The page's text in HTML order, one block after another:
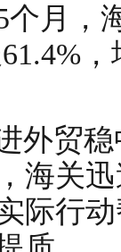
月，
外贸
海关
际行